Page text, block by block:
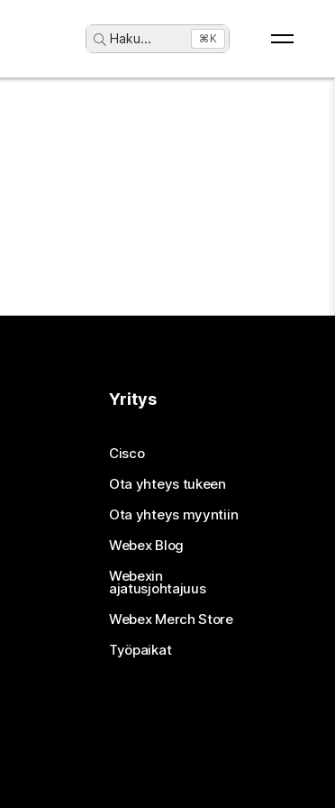
Haku... ⌘K
Yritys
Cisco
Ota yhteys tukeen
Ota yhteys myyntiin
Webex Blog
Webexin
ajatusjohtajuus
Webex Merch Store
Työpaikat